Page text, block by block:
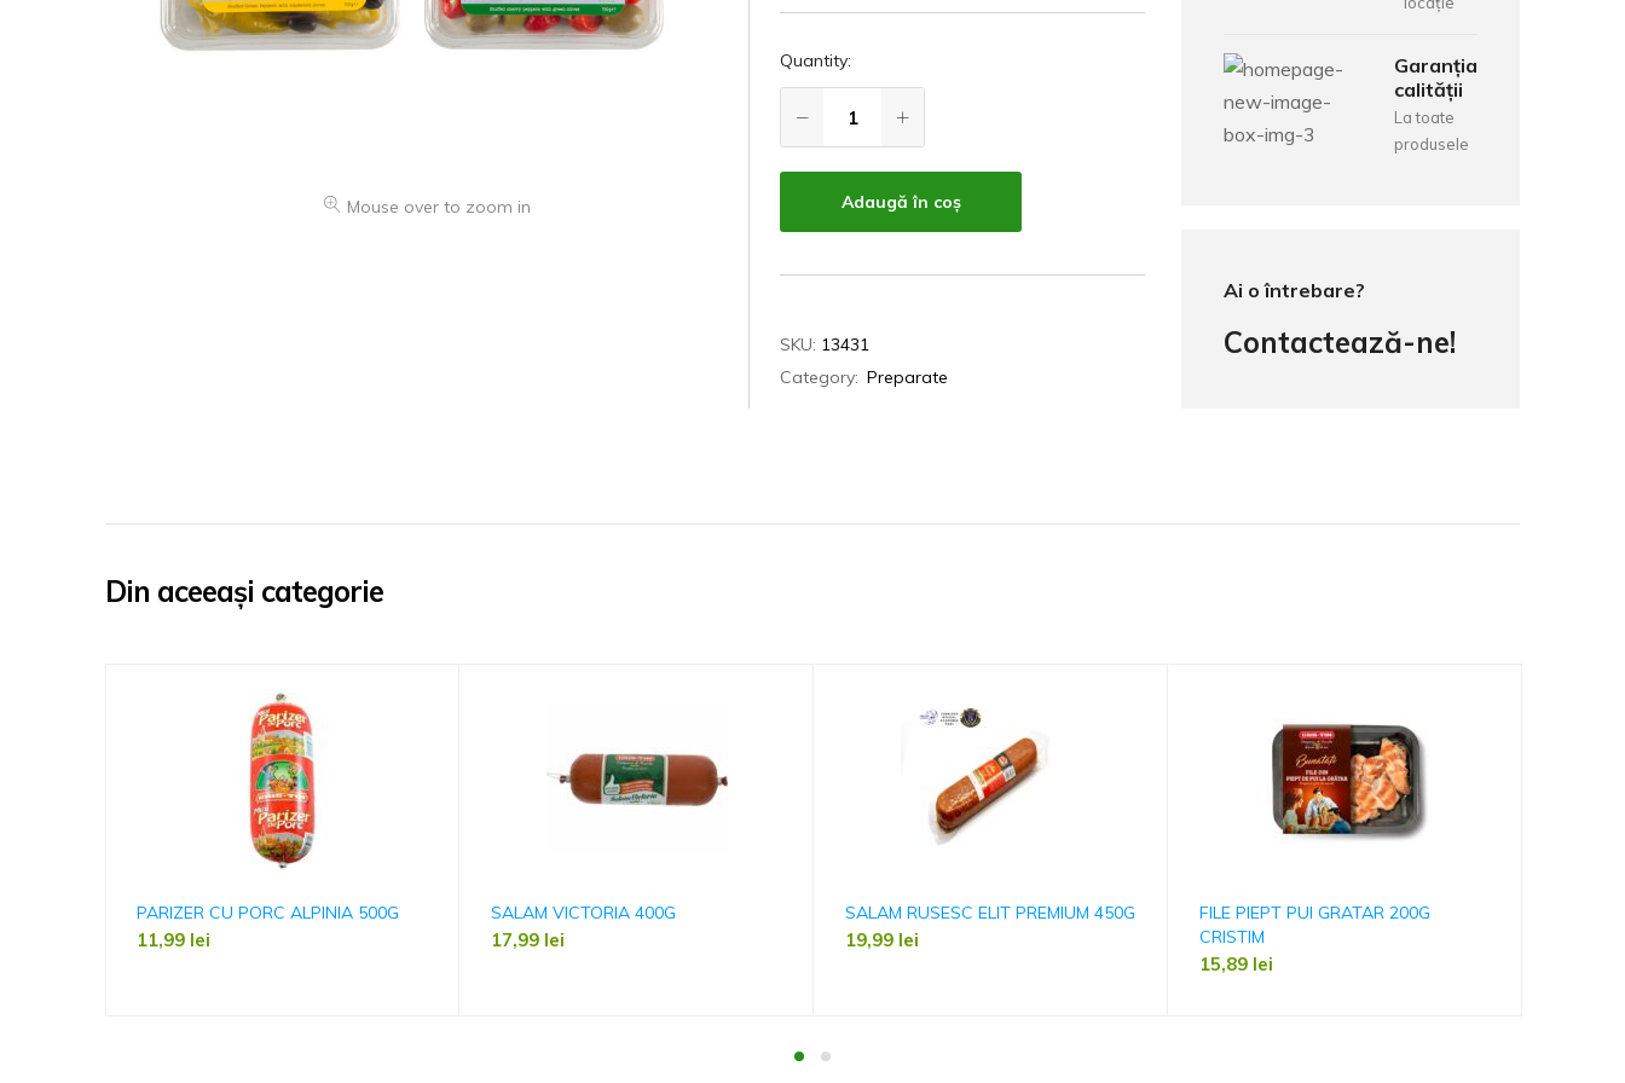
Mouse over to zoom in
Quantity:
Adaugă în coș
SKU: 13431
Category: Preparate
Garanția
calității
La toate
produsele
Ai o întrebare?
Contactează-ne!
Din aceeași categorie
PARIZER CU PORC ALPINIA 500G
11,99 lei
SALAM VICTORIA 400G
17,99 lei
SALAM RUSESC ELIT PREMIUM 450G
19,99 lei
FILE PIEPT PUI GRATAR 200G
CRISTIM
15,89 lei